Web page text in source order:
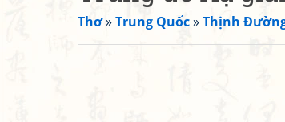
Thơ»Trung Quốc»Thịnh